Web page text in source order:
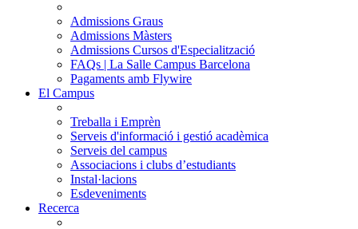
Admissions Graus
Admissions Màsters
Admissions Cursos d'Especialització
FAQs | La Salle Campus Barcelona
Pagaments amb Flywire
El Campus
Treballa i Emprèn
Serveis d'informació i gestió acadèmica
Serveis del campus
Associacions i clubs d’estudiants
Instal·lacions
Esdeveniments
Recerca